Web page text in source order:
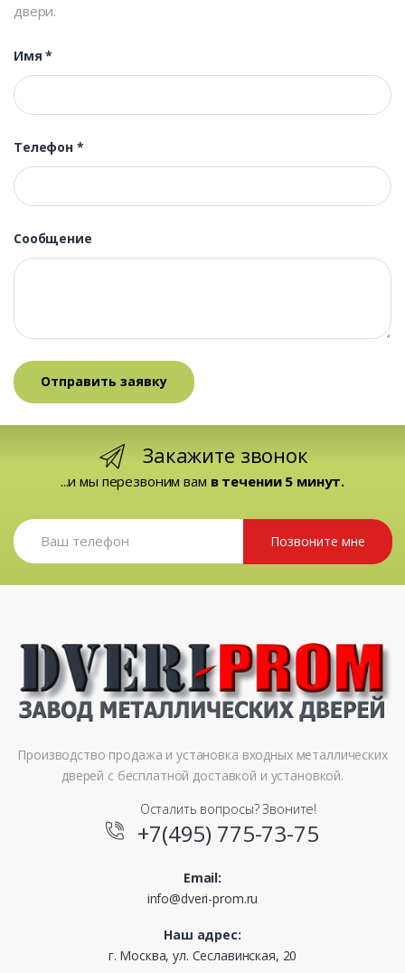
двери.
Имя*
Телефон *
Сообщение
Закажите звонок
...и мы перезвоним вам в течении 5 минут.
Позвоните мне
Производство продажа и установка входных металлических
дверей с бесплатной доставкой и установкой.
Осталить вопросы? Звоните!
+7(495) 775-73-75
Email:
info@dveri-prom.ru
Наш адрес:
г. Москва, ул. Сеславинская, 20